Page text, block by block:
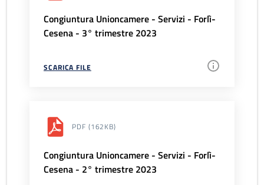
Congiuntura Unioncamere - Servizi - Forlì-
Cesena - 3° trimestre 2023
SCARICA FILE
PDF (162KB)
Congiuntura Unioncamere - Servizi - Forlì-
Cesena - 2° trimestre 2023